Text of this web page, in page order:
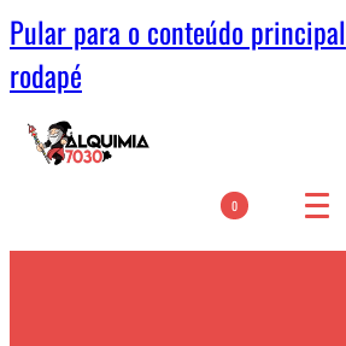
Pular para o conteúdo principal
rodapé
0